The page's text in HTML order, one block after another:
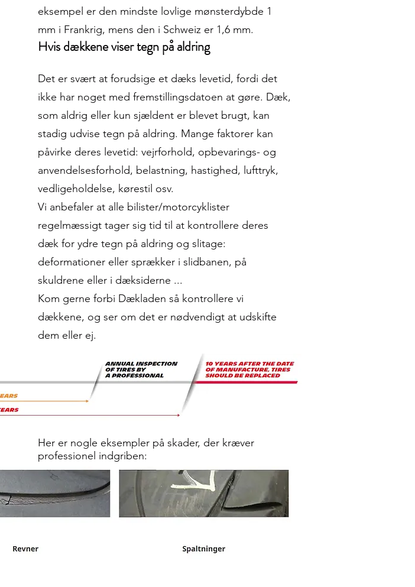
eksempel er den mindste lovlige mønsterdybde 1
mm i Frankrig, mens den i Schweiz er 1,6 mm.
Hvis dækkene viser tegn på aldring
Det er svært at forudsige et dæks levetid, fordi det
ikke har noget med fremstillingsdatoen at gøre. Dæk,
som aldrig eller kun sjældent er blevet brugt, kan
stadig udvise tegn på aldring. Mange faktorer kan
påvirke deres levetid: vejrforhold, opbevarings- og
anvendelsesforhold, belastning, hastighed, lufttryk,
vedligeholdelse, kørestil osv.
Vi anbefaler at alle bilister/motorcyklister
regelmæssigt tager sig tid til at kontrollere deres
dæk for ydre tegn på aldring og slitage:
deformationer eller sprækker i slidbanen, på
skuldrene eller i dæksiderne ...
Kom gerne forbi Dækladen så kontrollere vi
dækkene, og ser om det er nødvendigt at udskifte
dem eller ej.
​Her er nogle eksempler på skader, der kræver
professionel indgriben: